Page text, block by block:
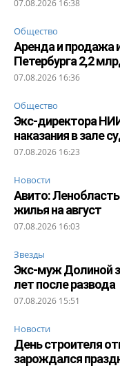
07.08.2026 16:38
Общество
Аренда и
Петербурга 2,2
07.08.2026 16:36
Общество
Экс-директора
наказания в зале
07.08.2026 16:23
Новости
Авито:
жилья на август
07.08.2026 16:03
Звезды
Экс-муж Долиной
лет после развода
07.08.2026 15:51
Новости
День строителя
зарождался